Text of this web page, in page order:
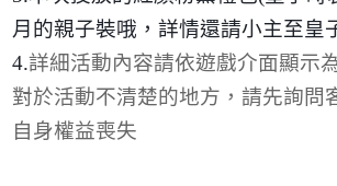
月的親子裝哦，詳情還請小主至皇
4.詳細活動內容請依遊戲介面顯示
對於活動不清楚的地方，請先詢問
自身權益喪失